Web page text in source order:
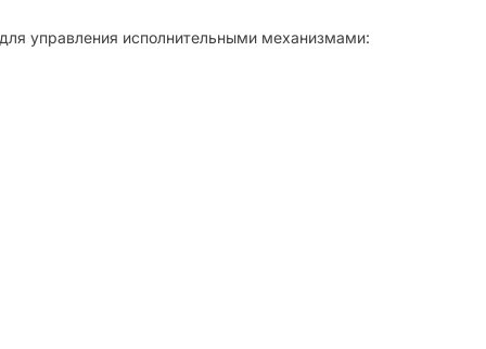
управления исполнительными механизмами: